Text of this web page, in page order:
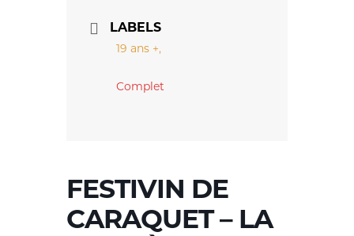
LABELS
19 ans +,
Complet
FESTIVIN DE
CARAQUET – LA